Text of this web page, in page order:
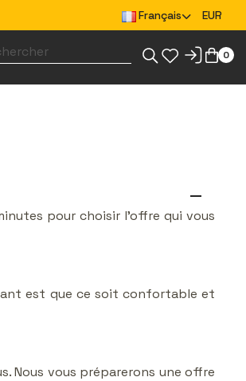
Français EUR
0
remove
pour choisir l'offre qui vous
est que ce soit confortable et
Nous vous préparerons une offre